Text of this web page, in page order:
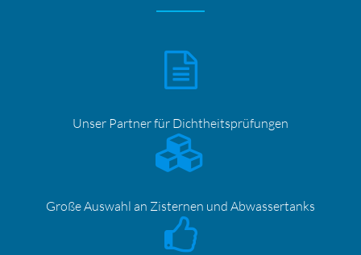
Unser Partner für Dichtheitsprüfungen
Große Auswahl an Zisternen und Abwassertanks